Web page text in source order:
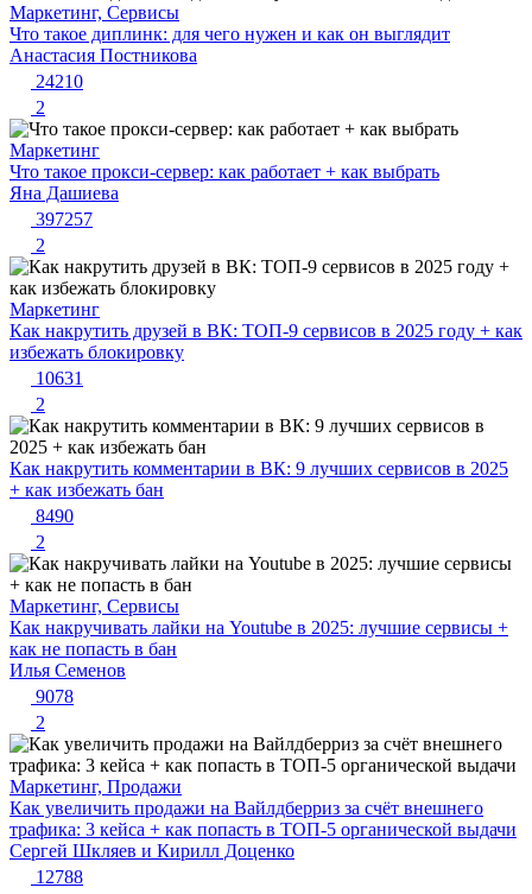
Маркетинг, Сервисы
Что такое диплинк: для чего нужен и как он выглядит
Анастасия Постникова
24210
2
Маркетинг
Что такое прокси-сервер: как работает + как выбрать
Яна Дашиева
397257
2
Маркетинг
Как накрутить друзей в ВК: ТОП-9 сервисов в 2025 году + как
избежать блокировку
10631
2
Как накрутить комментарии в ВК: 9 лучших сервисов в 2025
+ как избежать бан
8490
2
Маркетинг, Сервисы
Как накручивать лайки на Youtube в 2025: лучшие сервисы +
как не попасть в бан
Илья Семенов
9078
2
Маркетинг, Продажи
Как увеличить продажи на Вайлдберриз за счёт внешнего
трафика: 3 кейса + как попасть в ТОП-5 органической выдачи
Сергей Шкляев и Кирилл Доценко
12788